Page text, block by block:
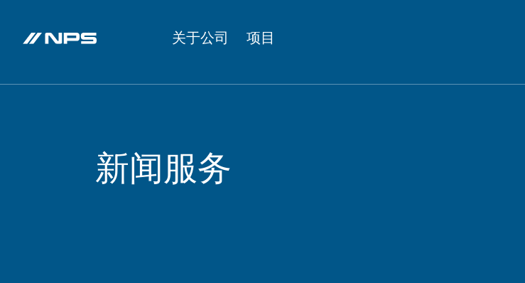
关于公司 项目
新闻服务